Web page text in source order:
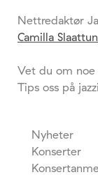
Nettredaktør
Camilla Slaattun
Vet du om noe
Tips oss på
Nyheter
Konserter